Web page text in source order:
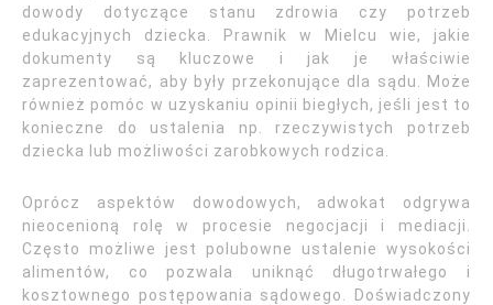
dowody dotyczące stanu zdrowia czy potrzeb
edukacyjnych dziecka. Prawnik w Mielcu wie, jakie
dokumenty są kluczowe i jak je właściwie
zaprezentować, aby były przekonujące dla sądu. Może
również pomóc w uzyskaniu opinii biegłych, jeśli jest to
konieczne do ustalenia np. rzeczywistych potrzeb
dziecka lub możliwości zarobkowych rodzica.
Oprócz aspektów dowodowych, adwokat odgrywa
nieocenioną rolę w procesie negocjacji i mediacji.
Często możliwe jest polubowne ustalenie wysokości
alimentów, co pozwala uniknąć długotrwałego i
kosztownego postępowania sądowego. Doświadczony